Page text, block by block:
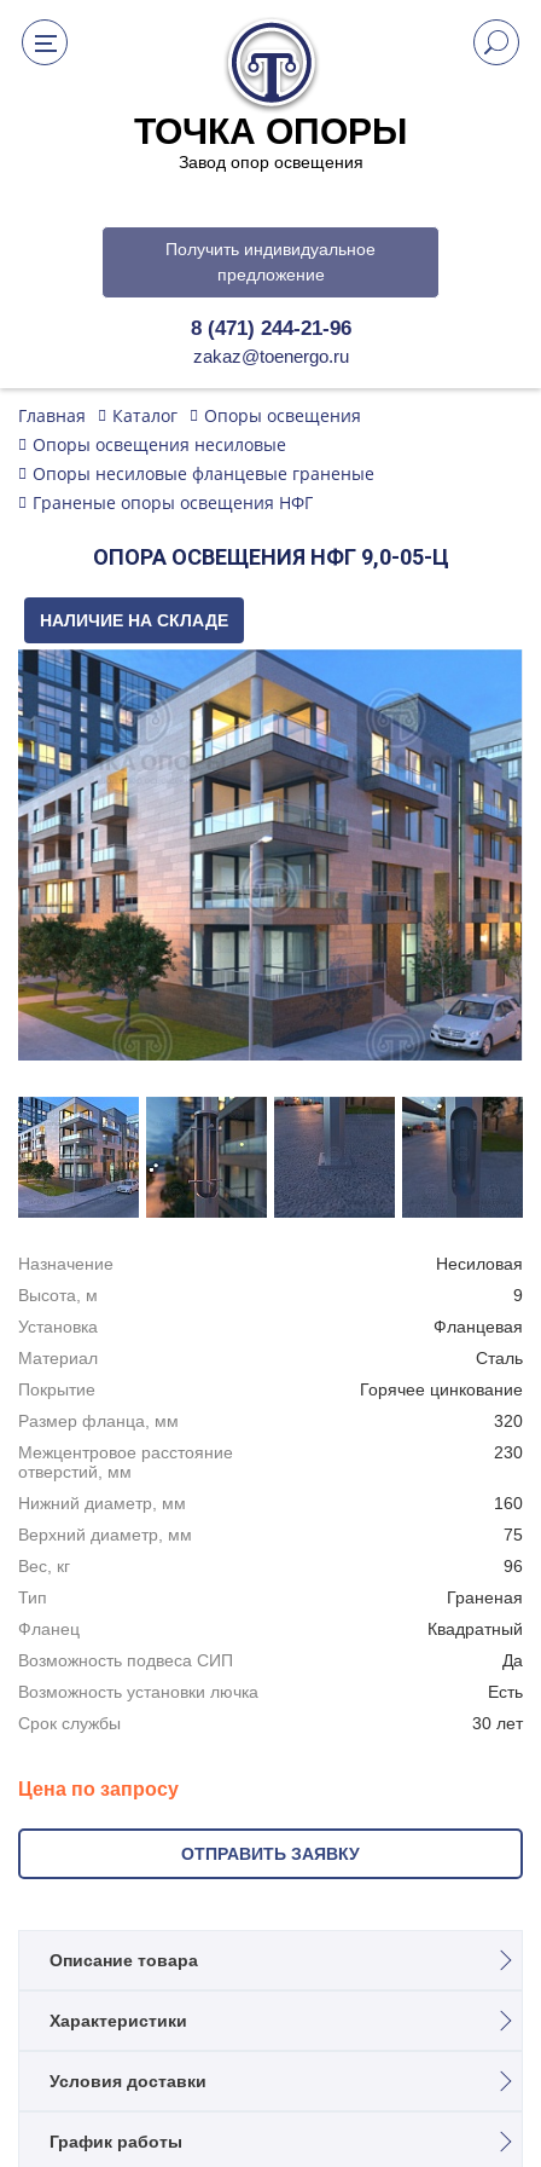
ТОЧКА ОПОРЫ
Завод опор освещения
Получить индивидуальное
предложение
8 (471) 244-21-96
zakaz@toenergo.ru
Главная Каталог
Опоры освещения
Опоры освещения несиловые
Опоры несиловые фланцевые граненые
Граненые опоры освещения НФГ
ОПОРА ОСВЕЩЕНИЯ НФГ 9,0-05-Ц
НАЛИЧИЕ НА СКЛАДЕ
Назначение
Несиловая
Высота, м
9
Установка
Фланцевая
Материал
Сталь
Покрытие
Горячее цинкование
Размер фланца, мм
320
Межцентровое расстояние
отверстий, мм
230
Нижний диаметр, мм
160
Верхний диаметр, мм
75
Вес, кг
96
Тип
Граненая
Фланец
Квадратный
Возможность подвеса СИП
Да
Возможность установки лючка
Есть
Срок службы
30 лет
Цена по запросу
ОТПРАВИТЬ ЗАЯВКУ
Описание товара
Опора освещения НФГ 9,0-05-ц
организации наружного освещения в местах, где не
проводов СИП, размещения рекламных или
Характеристики
Назначение
9
Условия доставки
Возможен самовывоз силами заказчика с территории
График работы